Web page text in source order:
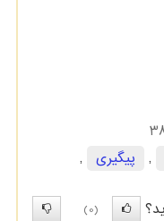
, پیگیری
,
(0)